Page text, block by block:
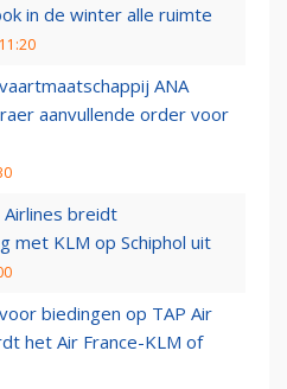
in de winter alle ruimte
ANA
aanvullende order voor
Airlines breidt
met KLM op Schiphol uit
biedingen op TAP Air
het Air France-KLM of